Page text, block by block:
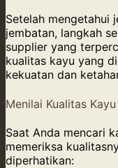
Setelah mengetahui
jembatan, langkah
supplier yang
kualitas kayu yang
kekuatan dan
Menilai Kualitas Kayu
Saat Anda mencari
memeriksa
diperhatikan: